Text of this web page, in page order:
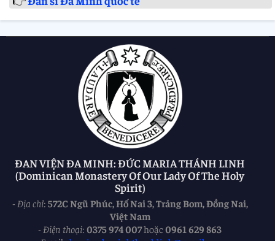
ĐAN VIỆN ĐA MINH: ĐỨC MARIA THÁNH LINH
(Dominican Monastery Of Our Lady Of The Holy
Spirit)
- Địa chỉ: 572C Ngũ Phúc, Hố Nai 3, Trảng Bom, Đồng Nai,
Việt Nam
- Điện thoại: 0375 974 007hoặc0961 629 863